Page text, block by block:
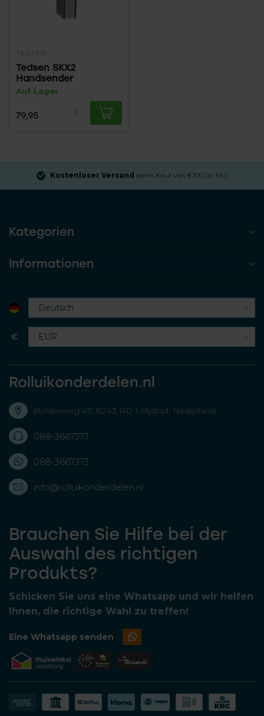
TEDSEN
Tedsen SKX2
Handsender
Auf Lager
79,95
Kostenloser Versand beim Kauf von €100 (in NL)
Kategorien
Informationen
€
Rolluikonderdelen.nl
Bolderweg 43, 8243 RD Lelystad, Nederland
088-3667373
088-3667373
info@rolluikonderdelen.nl
Brauchen Sie Hilfe bei der
Auswahl des richtigen
Produkts?
Schicken Sie uns eine Whatsapp und wir helfen
Ihnen, die richtige Wahl zu treffen!
Eine Whatsapp senden